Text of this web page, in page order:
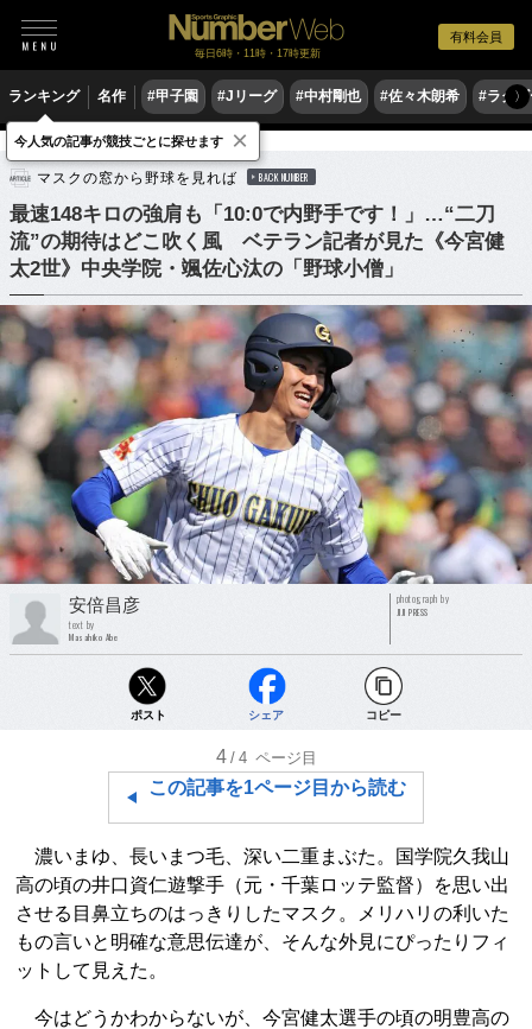
有料会員
毎日6時・11時・17時更新
ランキング 名作 #甲子園 #Jリーグ #中村剛也 #佐々木朗希 #ラグ〉
野球 高校野球
マスクの窓から野球を見れば BACK NUMBER
最速148キロの強肩も「10:0で内野手です！」…“二刀
流”の期待はどこ吹く風 ベテラン記者が見た《今宮健
太2世》中央学院・颯佐心汰の「野球小僧」
安倍昌彦
text by
Masahiko Abe
photograph by
JIJI PRESS
ポスト シェア コピー
4 /4 ページ目
この記事を1ページ目から読む
濃いまゆ、長いまつ毛、深い二重まぶた。国学院久我山
高の頃の井口資仁遊撃手（元・千葉ロッテ監督）を思い出
させる目鼻立ちのはっきりしたマスク。メリハリの利いた
もの言いと明確な意思伝達が、そんな外見にぴったりフィ
ットして見えた。
今はどうかわからないが、今宮健太選手の頃の明豊高の
今人気の記事が競技ごとに探せます ×